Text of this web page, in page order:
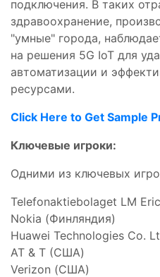
подключения. В таких
здравоохранение,
"умные" города,
на решения 5G IoT для
автоматизации и
ресурсами.
Click Here to Get Sample
Ключевые игроки:
Одними из ключевых
Telefonaktiebolaget LM
Nokia (Финляндия)
Huawei Technologies Co.
AT & T (США)
Verizon (США)